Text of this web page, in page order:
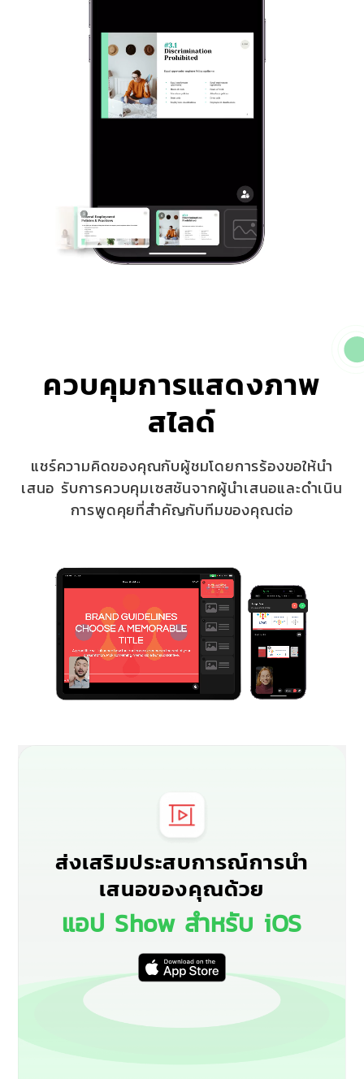
ควบคุมการแสดงภาพ
สไลด์
แชร์ความคิดของคุณกับผู้ชมโดยการร้องขอให้นำ
เสนอ รับการควบคุมเซสชันจากผู้นำเสนอและดำเนิน
การพูดคุยที่สำคัญกับทีมของคุณต่อ
ส่งเสริมประสบการณ์การนำ
เสนอของคุณด้วย
แอป Show สำหรับ iOS